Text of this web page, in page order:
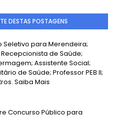
DESTAS POSTAGENS
Seletivo para Merendeira;
Recepcionista de Saúde;
Assistente Social;
de Saúde; Professor PEB II;
Saiba Mais
Concurso Público para